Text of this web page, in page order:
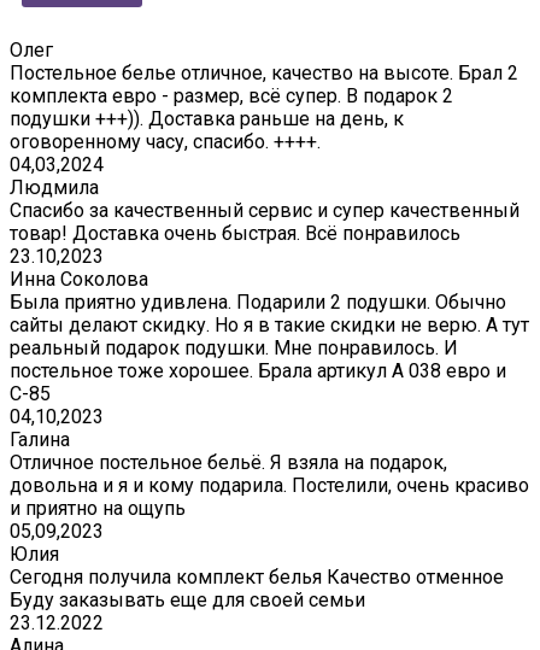
Олег
Постельное белье отличное, качество на высоте. Брал 2
комплекта евро - размер, всё супер. В подарок 2
подушки +++)). Доставка раньше на день, к
оговоренному часу, спасибо. ++++.
04,03,2024
Людмила
Спасибо за качественный сервис и супер качественный
товар! Доставка очень быстрая. Всё понравилось
23.10,2023
Инна Соколова
Была приятно удивлена. Подарили 2 подушки. Обычно
сайты делают скидку. Но я в такие скидки не верю. А тут
реальный подарок подушки. Мне понравилось. И
постельное тоже хорошее. Брала артикул А 038 евро и
С-85
04,10,2023
Галина
Отличное постельное бельё. Я взяла на подарок,
довольна и я и кому подарила. Постелили, очень красиво
и приятно на ощупь
05,09,2023
Юлия
Сегодня получила комплект белья Качество отменное
Буду заказывать еще для своей семьи
23.12.2022